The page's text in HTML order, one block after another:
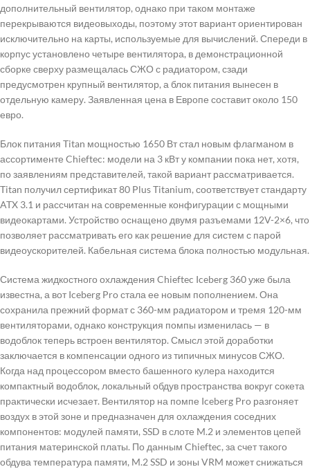
дополнительный вентилятор, однако при таком монтаже
перекрываются видеовыходы, поэтому этот вариант ориентирован
исключительно на карты, используемые для вычислений. Спереди в
корпус установлено четыре вентилятора, в демонстрационной
сборке сверху размещалась СЖО с радиатором, сзади
предусмотрен крупный вентилятор, а блок питания вынесен в
отдельную камеру. Заявленная цена в Европе составит около 150
евро.
Блок питания Titan мощностью 1650 Вт стал новым флагманом в
ассортименте Chieftec: модели на 3 кВт у компании пока нет, хотя,
по заявлениям представителей, такой вариант рассматривается.
Titan получил сертификат 80 Plus Titanium, соответствует стандарту
ATX 3.1 и рассчитан на современные конфигурации с мощными
видеокартами. Устройство оснащено двумя разъемами 12V-2×6, что
позволяет рассматривать его как решение для систем с парой
видеоускорителей. Кабельная система блока полностью модульная.
Система жидкостного охлаждения Chieftec Iceberg 360 уже была
известна, а вот Iceberg Pro стала ее новым пополнением. Она
сохранила прежний формат с 360-мм радиатором и тремя 120-мм
вентиляторами, однако конструкция помпы изменилась — в
водоблок теперь встроен вентилятор. Смысл этой доработки
заключается в компенсации одного из типичных минусов СЖО.
Когда над процессором вместо башенного кулера находится
компактный водоблок, локальный обдув пространства вокруг сокета
практически исчезает. Вентилятор на помпе Iceberg Pro разгоняет
воздух в этой зоне и предназначен для охлаждения соседних
компонентов: модулей памяти, SSD в слоте M.2 и элементов цепей
питания материнской платы. По данным Chieftec, за счет такого
обдува температура памяти, M.2 SSD и зоны VRM может снижаться